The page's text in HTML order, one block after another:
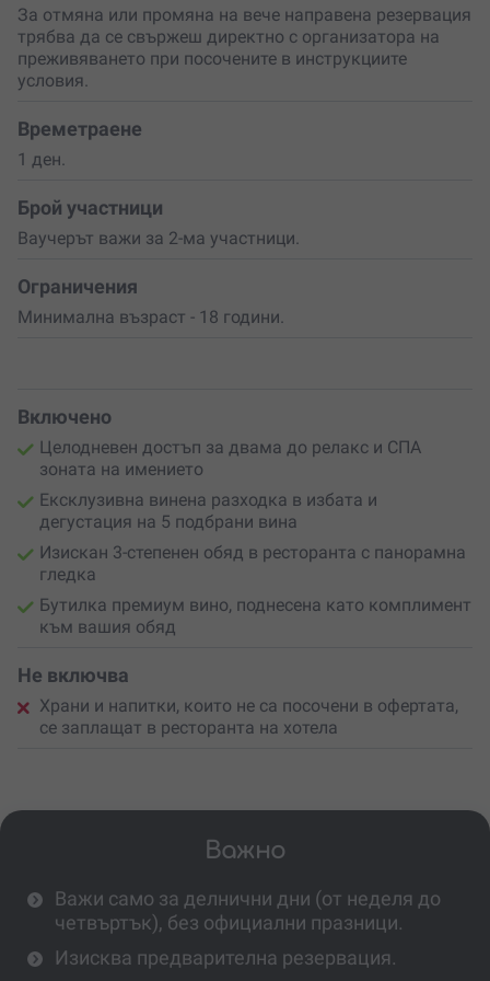
Подари си ден , посветен на спокойствието, добрата
храна и отличното вино, или изненадай любим човек с
подарък, който съчетава релакс, гурме удоволствия и
споделени мигове. Защото понякога
За отмяна или промяна на вече направена резервация
трябва да се свържеш директно с организатора на
преживяването при посочените в инструкциите
условия.
Времетраене
1 ден.
Брой участници
Ваучерът важи за 2-ма участници.
Ограничения
Минимална възраст - 18 години.
Включено
Целодневен достъп за двама до релакс и СПА
зоната на имението
Ексклузивна винена разходка в избата и
дегустация на 5 подбрани вина
Изискан 3-степенен обяд в ресторанта с панорамна
гледка
Бутилка премиум вино, поднесена като комплимент
към вашия обяд
Не включва
Храни и напитки, които не са посочени в офертата,
се заплащат в ресторанта на хотела
Важно
Важи само за делнични дни (от неделя до
четвъртък), без официални празници.
Изисква предварителна резервация.